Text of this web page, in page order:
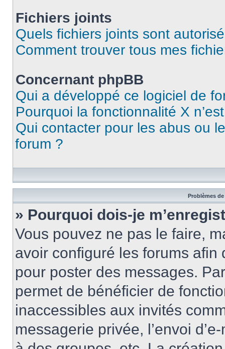
Fichiers joints
Quels fichiers joints sont
Comment trouver tous mes
Concernant phpBB
Qui a développé ce logiciel de
Pourquoi la fonctionnalité X
Qui contacter pour les abus ou
forum ?
Problèmes
» Pourquoi dois-je
Vous pouvez ne pas le faire,
avoir configuré les forums afin
pour poster des messages.
permet de bénéficier de
inaccessibles aux invités
messagerie privée, l’envoi